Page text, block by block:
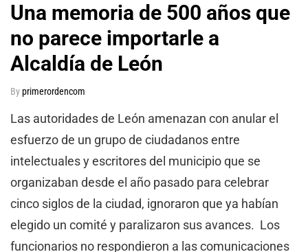
Una memoria de 500 años que
no parece importarle a
Alcaldía de León
Byprimerordencom
Las autoridades de León amenazan con anular el
esfuerzo de un grupo de ciudadanos entre
intelectuales y escritores del municipio que se
organizaban desde el año pasado para celebrar
cinco siglos de la ciudad, ignoraron que ya habían
elegido un comité y paralizaron sus avances. Los
funcionarios no respondieron a las comunicaciones